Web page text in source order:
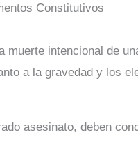
Constitutivos
muerte intencional de
a la gravedad y los
asesinato, deben